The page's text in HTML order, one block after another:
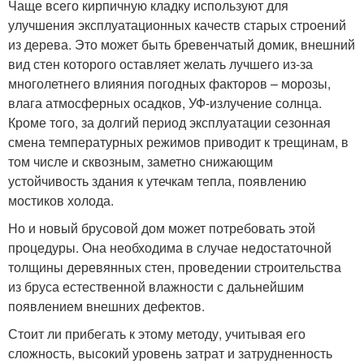
Чаще всего кирпичную кладку используют для
улучшения эксплуатационных качеств старых строений
из дерева. Это может быть бревенчатый домик, внешний
вид стен которого оставляет желать лучшего из-за
многолетнего влияния погодных факторов – морозы,
влага атмосферных осадков, УФ-излучение солнца.
Кроме того, за долгий период эксплуатации сезонная
смена температурных режимов приводит к трещинам, в
том числе и сквозным, заметно снижающим
устойчивость здания к утечкам тепла, появлению
мостиков холода.
Но и новый брусовой дом может потребовать этой
процедуры. Она необходима в случае недостаточной
толщины деревянных стен, проведении строительства
из бруса естественной влажности с дальнейшим
появлением внешних дефектов.
Стоит ли прибегать к этому методу, учитывая его
сложность, высокий уровень затрат и затрудненность